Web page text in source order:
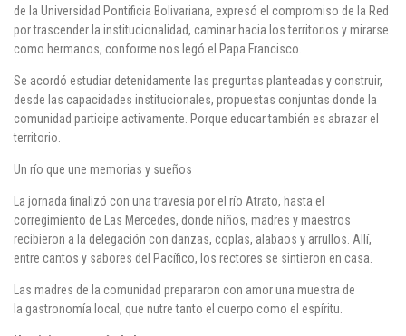
de la Universidad Pontificia Bolivariana, expresó el compromiso de la Red
por trascender la institucionalidad, caminar hacia los territorios y mirarse
como hermanos, conforme nos legó el Papa Francisco.
Se acordó estudiar detenidamente las preguntas planteadas y construir,
desde las capacidades institucionales, propuestas conjuntas donde la
comunidad participe activamente . Porque educar también es abrazar el
territorio.
Un río que une memorias y sueños
La jornada finalizó con una travesía por el río Atrato, hasta el
corregimiento de
Las Mercedes, donde niños, madres y maestros
recibieron a la delegación con danzas, coplas, alabaos y arrullos. Allí,
entre cantos y sabores del Pacífico, los rectores se sintieron en casa.
Las madres de la comunidad prepararon con amor una muestra de
la gastronomía local , que nutre tanto el cuerpo como el espíritu.